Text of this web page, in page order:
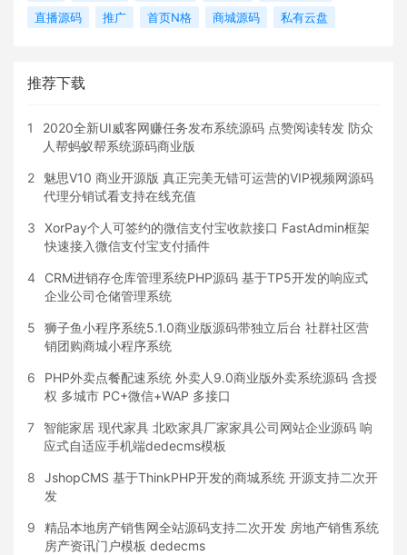
直播源码
推广 首页N格 商城源码 私有云盘
推荐下载
1
2020全新UI威客网赚任务发布系统源码 点赞阅读转发 防众
人帮蚂蚁帮系统源码商业版
2
魅思V10 商业开源版 真正完美无错可运营的VIP视频网源码
代理分销试看支持在线充值
3
XorPay个人可签约的微信支付宝收款接口 FastAdmin框架
快速接入微信支付宝支付插件
4
CRM进销存仓库管理系统PHP源码 基于TP5开发的响应式
企业公司仓储管理系统
5
狮子鱼小程序系统5.1.0商业版源码带独立后台 社群社区营
销团购商城小程序系统
6
PHP外卖点餐配速系统 外卖人9.0商业版外卖系统源码 含授
权 多城市 PC+微信+WAP 多接口
7
智能家居 现代家具 北欧家具厂家家具公司网站企业源码 响
应式自适应手机端dedecms模板
8
JshopCMS 基于ThinkPHP开发的商城系统 开源支持二次开
发
9
精品本地房产销售网全站源码支持二次开发 房地产销售系统
房产资讯门户模板 dedecms